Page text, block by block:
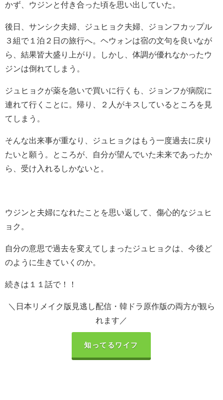
かず、ウジンと付き合った頃を思い出していた。
後日、サンシク夫婦、ジュヒョク夫婦、ジョンフカップル
３組で１泊２日の旅行へ。ヘウォンは宿の文句を良いなが
ら、結果皆大盛り上がり。しかし、体調が優れなかったウ
ジンは倒れてしまう。
ジュヒョクが薬を急いで買いに行くも、ジョンフが病院に
連れて行くことに。帰り、２人がキスしているところを見
てしまう。
そんな出来事が重なり、ジュヒョクはもう一度過去に戻り
たいと願う。ところが、自分が望んでいた未来であったか
ら、受け入れるしかないと。
ウジンと夫婦になれたことを思い返して、傷心的なジュヒ
ョク。
自分の意思で過去を変えてしまったジュヒョクは、今後ど
のように生きていくのか。
続きは１１話で！！
＼日本リメイク版見逃し配信・韓ドラ原作版の両方が観ら
れます／
知ってるワイフ